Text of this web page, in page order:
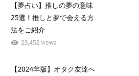
【夢占い】推しの夢の意味
25選！推しと夢で会える方
法をご紹介
23,452 views
【2024年版】オタク友達へ